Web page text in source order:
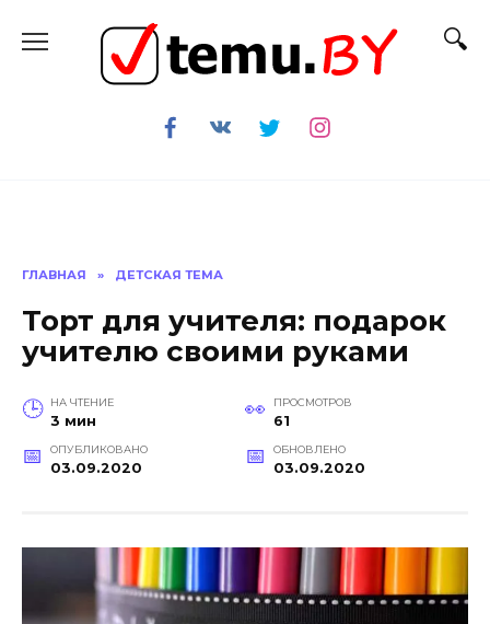
содержанию
ГЛАВНАЯ » ДЕТСКАЯ ТЕМА
Торт для учителя: подарок
учителю своими руками
НА ЧТЕНИЕ
3 мин
ПРОСМОТРОВ
61
ОПУБЛИКОВАНО
03.09.2020
ОБНОВЛЕНО
03.09.2020